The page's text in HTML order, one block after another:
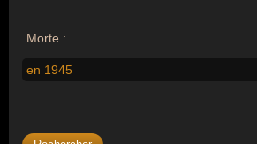
Morte :
en 1945